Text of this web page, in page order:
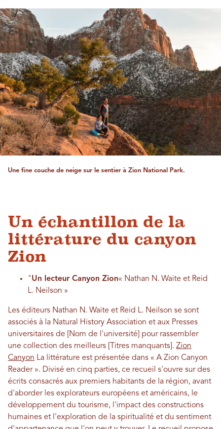
Une fine couche de neige sur le sentier à Zion National Park.
Un échantillon de la
littérature du canyon
Zion
"Un lecteur Canyon Zion« Nathan N. Waite et Reid
L. Neilson »
Les éditeurs Nathan N. Waite et Reid L. Neilson se sont
associés à la Natural History Association et aux Presses
universitaires de [Nom de l'université] pour rassembler
une collection des meilleurs [Titres manquants]. Zion
Canyon La littérature est présentée dans « A Zion Canyon
Reader ». Divisé en cinq parties, ce recueil s'ouvre sur des
écrits consacrés aux premiers habitants de la région, avant
d'aborder les explorateurs européens et américains, le
développement du tourisme, l'impact des constructions
humaines et l'exploration de la spiritualité et du sentiment